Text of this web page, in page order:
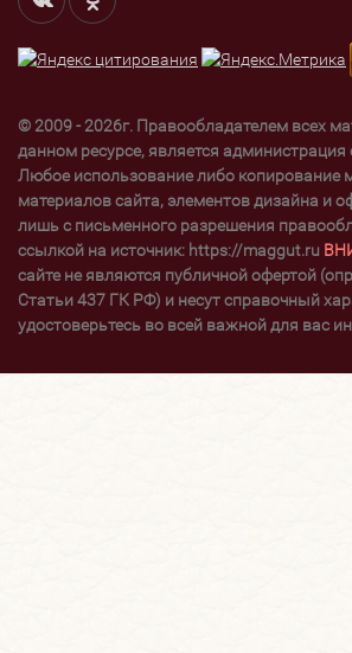
© 2009 - 2026г. Правообладателем всех
данном ресурсе, является администрация
Любое использование либо копирование
материалов сайта, элементов дизайна и
лишь с письменного разрешения
ссылкой на источник: https://maggut.ru
сайте не являются публичной офертой
Статьи 437 ГК РФ) и несут справочный
удостоверьтесь во всей важной для вас